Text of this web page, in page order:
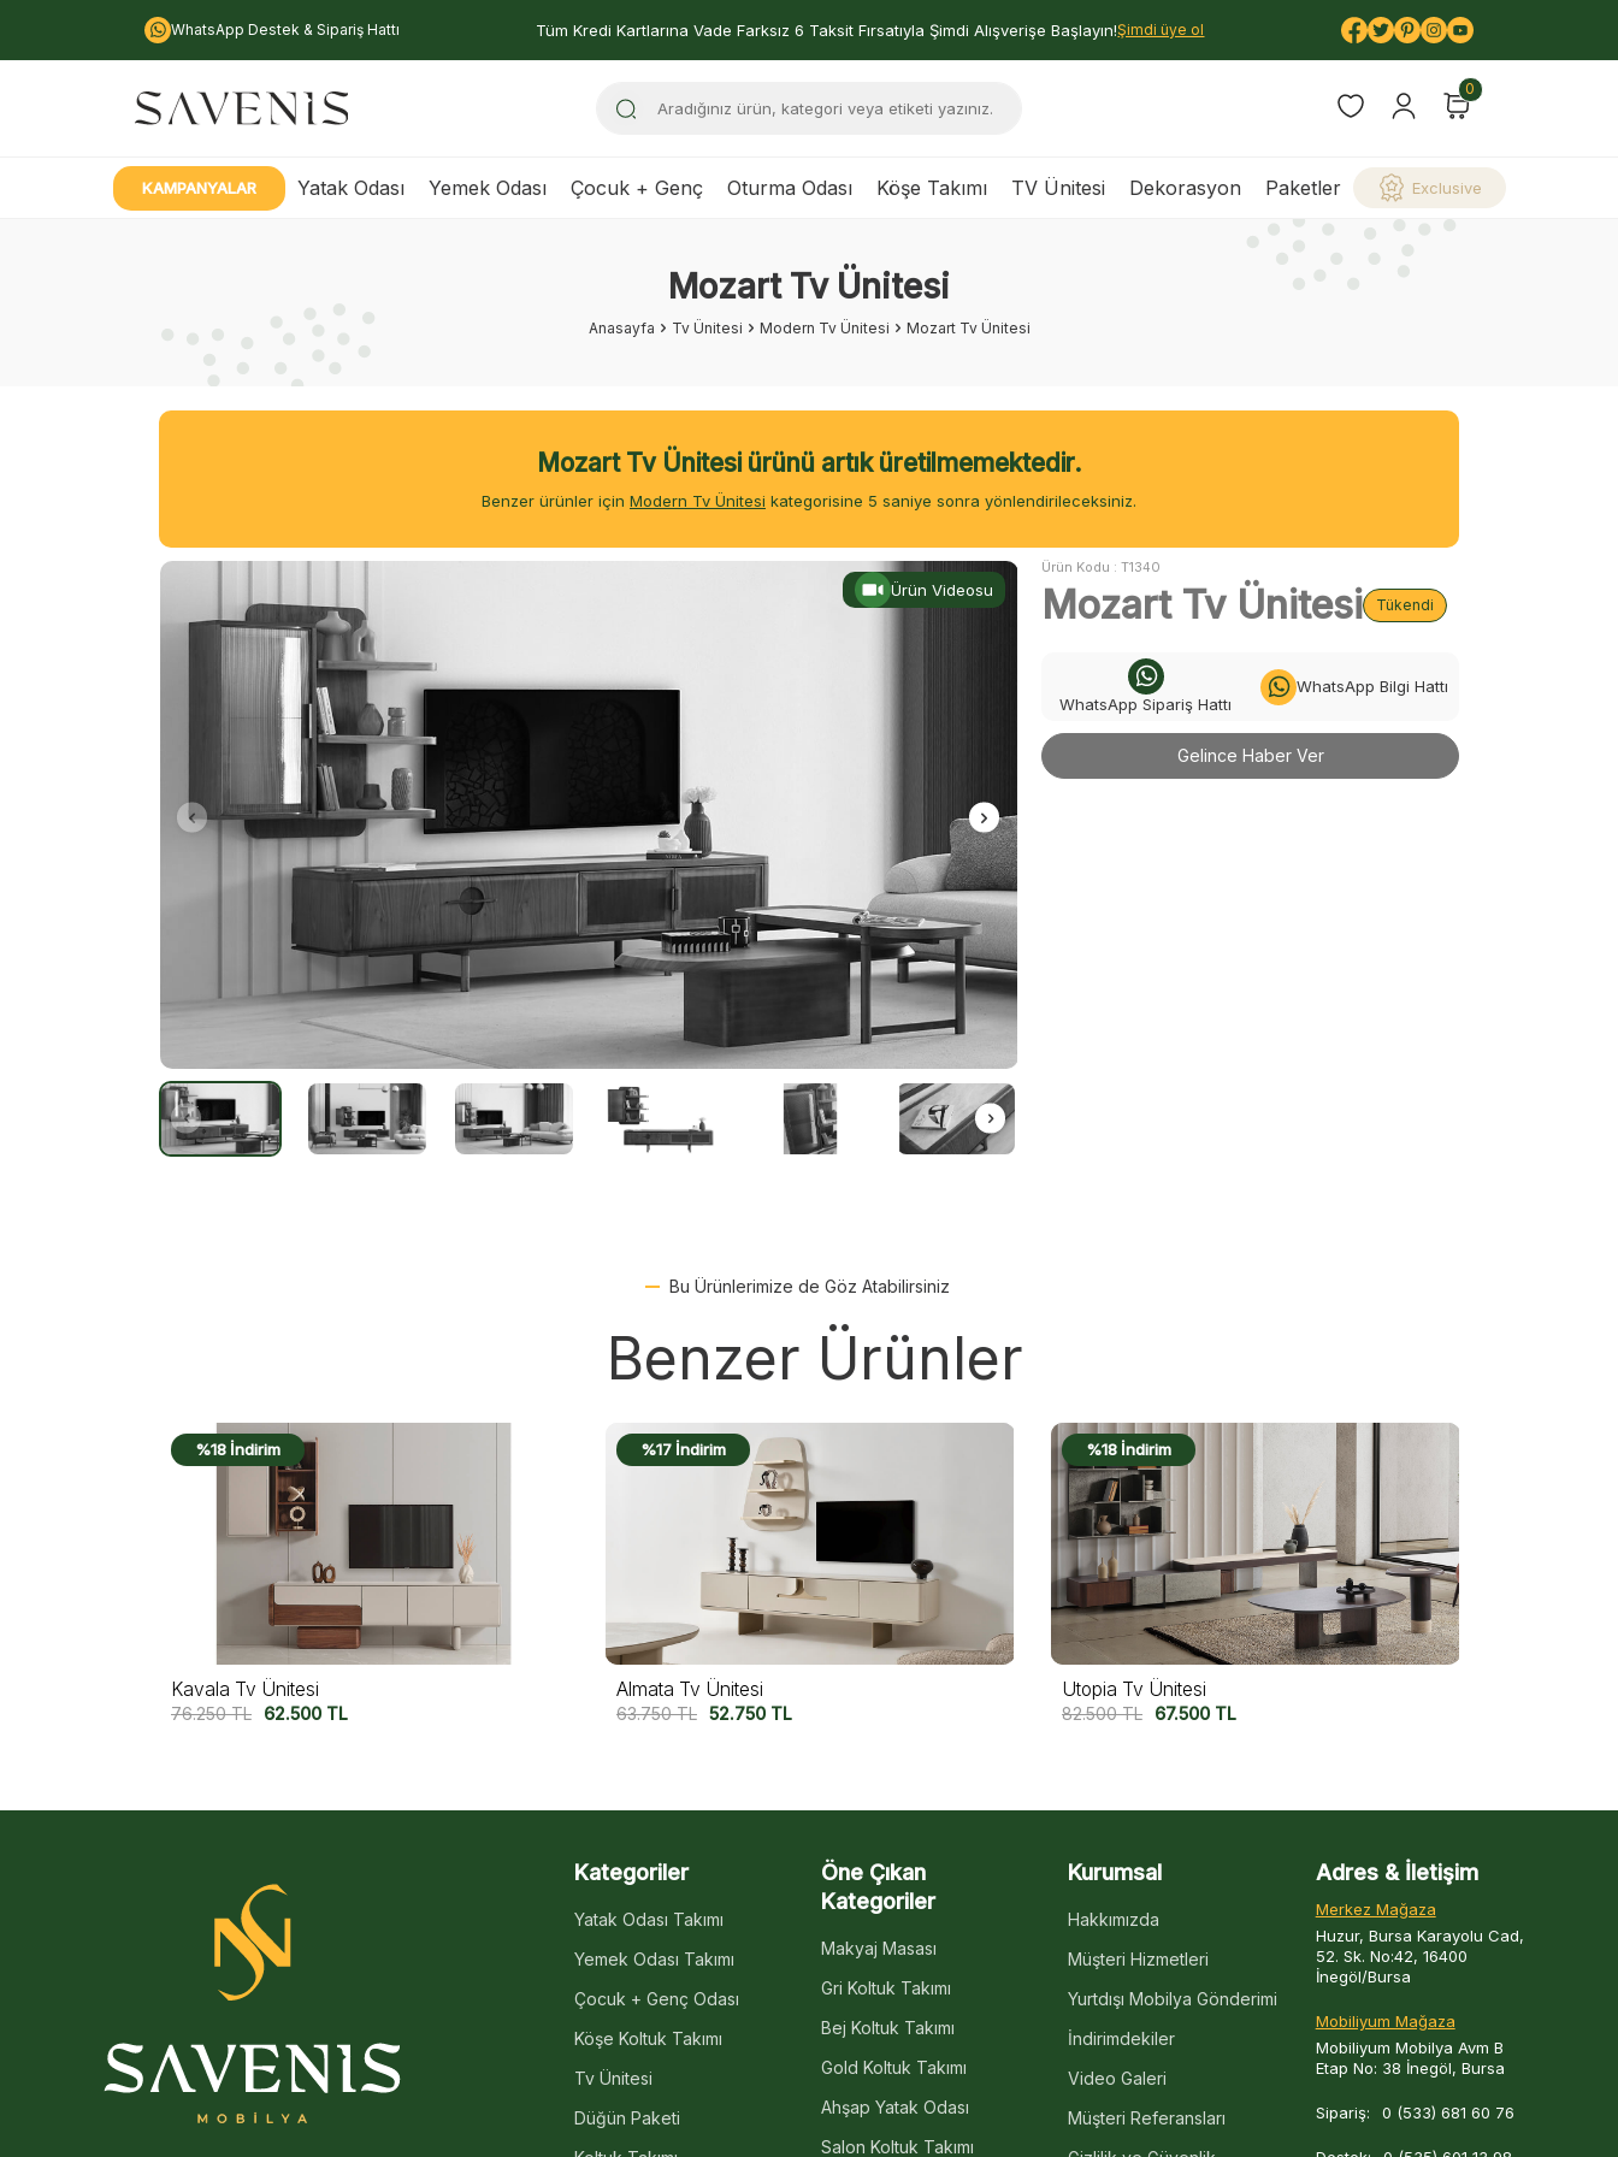
WhatsApp Destek & Sipariş Hattı Tüm Kredi Kartlarına Vade Farksız 6 Taksit Fırsatıyla Şimdi Alışverişe Başlayın!Şimdi üye ol
0
KAMPANYALAR Yatak Odası Yemek Odası Çocuk + Genç Oturma Odası Köşe Takımı TV Ünitesi Dekorasyon Paketler Exclusive
Mozart Tv Ünitesi
Anasayfa Tv Ünitesi Modern Tv Ünitesi Mozart Tv Ünitesi
Mozart Tv Ünitesi ürünü artık üretilmemektedir.
Benzer ürünler için Modern Tv Ünitesi kategorisine 4 saniye sonra yönlendirileceksiniz.
Ürün Videosu
Ürün Kodu :T1340
Mozart Tv Ünitesi Tükendi
WhatsApp Sipariş Hattı
WhatsApp Bilgi Hattı
Gelince Haber Ver
Bu Ürünlerimize de Göz Atabilirsiniz
Benzer Ürünler
%17 İndirim
Almata Tv Ünitesi
63.750TL
%18 İndirim
Utopia Tv Ünitesi
82.500TL
%20 İndirim
Marmo Tv Ünitesi
137.500TL
Kategoriler
Yatak Odası Takımı
Yemek Odası Takımı
Çocuk + Genç Odası
Köşe Koltuk Takımı
Tv Ünitesi
Düğün Paketi
Öne Çıkan
Kategoriler
Makyaj Masası
Gri Koltuk Takımı
Bej Koltuk Takımı
Gold Koltuk Takımı
Ahşap Yatak Odası
Salon Koltuk Takımı
Kurumsal
Hakkımızda
Müşteri Hizmetleri
Yurtdışı Mobilya Gönderimi
İndirimdekiler
Video Galeri
Müşteri Referansları
Adres & İletişim
Merkez Mağaza
Huzur, Bursa Karayolu Cad,
52. Sk. No:42, 16400
İnegöl/Bursa
Mobiliyum Mağaza
Mobiliyum Mobilya Avm B
Etap No: 38 İnegöl, Bursa
Sipariş: 0 (533) 681 60 76